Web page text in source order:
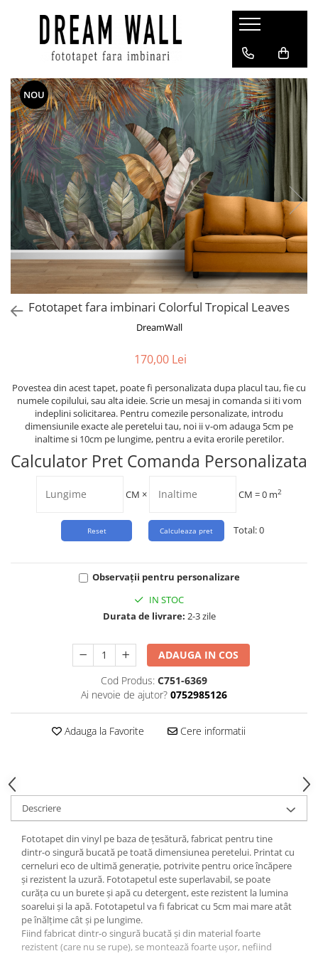
Fototapet fara imbinari
ExclusivArt
Abstract
Arhitectura
Fluid Art
Forme Geometrice
Fototapet 3D
Frescă
Frunze
Natura
Pentru copii
Tropical
NOU
Fototapet fara imbinari Colorful Tropical Leaves
DreamWall
170,00 Lei
Povestea din acest tapet, poate fi personalizata dupa placul tau, fie cu
numele copilului, sau alta ideie. Scrie un mesaj in comanda si iti vom
indeplini solicitarea. Pentru comezile personalizate, introdu
dimensiunile exacte ale peretelui tau, noi ii v-om adauga 5cm pe
inaltime si 10cm pe lungime, pentru a evita erorile peretilor.
Calculator Pret Comanda Personalizata
CM × CM =0 m2
Total:0
Observații pentru personalizare
IN STOC
Durata de livrare: 2-3 zile
ADAUGA IN COS
Cod Produs: C751-6369
Ai nevoie de ajutor? 0752985126
Adauga la Favorite Cere informatii
Descriere
Fototapet din vinyl pe baza de țesătură, fabricat pentru tine
dintr-o singură bucată pe toată dimensiunea peretelui. Printat cu
cerneluri eco de ultimă generație, potrivite pentru orice încăpere
și rezistent la uzură. Fototapetul este superlavabil, se poate
curăța cu un burete și apă cu detergent, este rezistent la lumina
soarelui și la apă. Fototapetul va fi fabricat cu 5cm mai mare atât
pe înălțime cât și pe lungime.
Fiind fabricat dintr-o singură bucată și din material foarte
rezistent (care nu se rupe), se montează foarte ușor, nefiind